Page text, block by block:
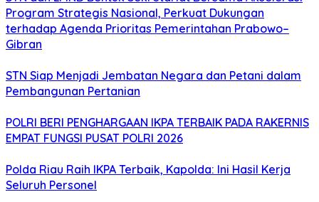
Program Strategis Nasional, Perkuat Dukungan
terhadap Agenda Prioritas Pemerintahan Prabowo–
Gibran
STN Siap Menjadi Jembatan Negara dan Petani dalam
Pembangunan Pertanian
POLRI BERI PENGHARGAAN IKPA TERBAIK PADA RAKERNIS
EMPAT FUNGSI PUSAT POLRI 2026
Polda Riau Raih IKPA Terbaik, Kapolda: Ini Hasil Kerja
Seluruh Personel